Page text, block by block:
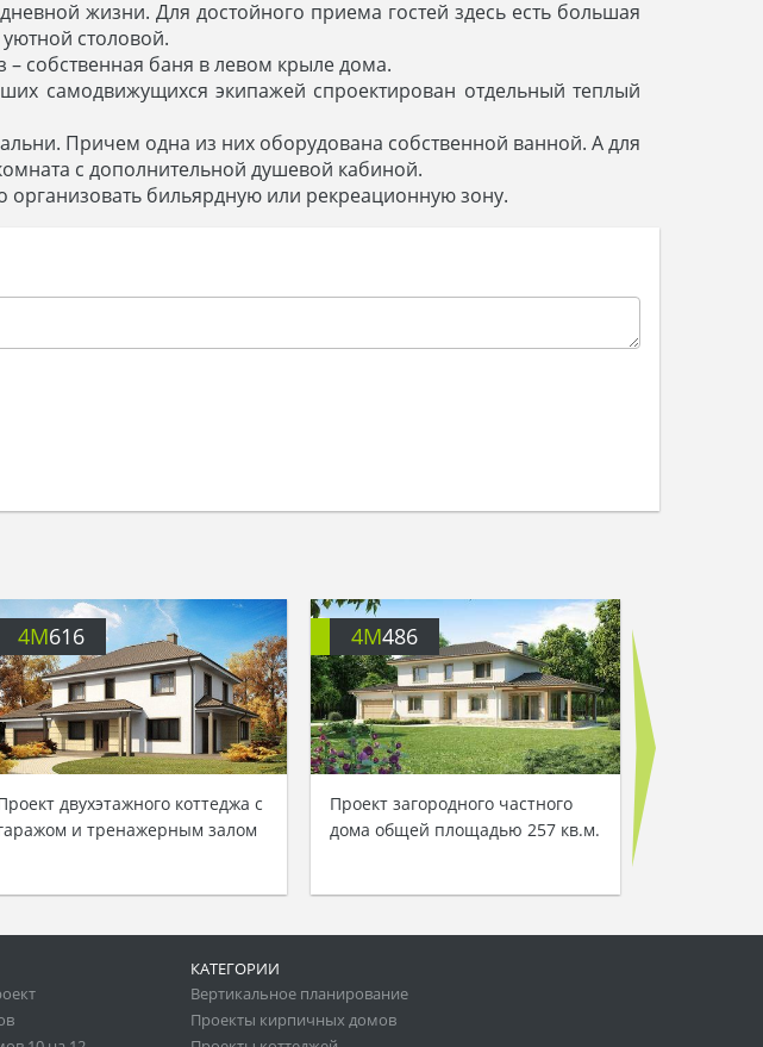
жизни. Для достойного приема гостей здесь есть большая
столовой.
собственная баня в левом крыле дома.
самодвижущихся экипажей спроектирован отдельный теплый
Причем одна из них оборудована собственной ванной. А для
с дополнительной душевой кабиной.
бильярдную или рекреационную зону.
4M616
двухэтажного коттеджа с
и тренажерным залом
4M486
Проект загородного частного
дома общей площадью 257 кв.м.
КАТЕГОРИИ
Вертикальное планирование
Проекты кирпичных домов